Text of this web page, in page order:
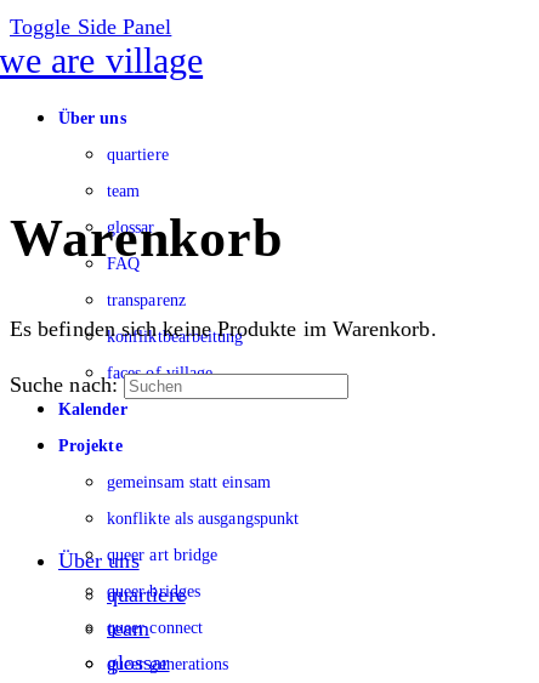
Toggle Side Panel
Über uns
quartiere
team
glossar
FAQ
transparenz
konfliktbearbeitung
faces of village
Kalender
Projekte
gemeinsam statt einsam
konflikte als ausgangspunkt
queer art bridge
queer bridges
queer connect
queer generations
Warenkorb
Es befinden sich keine Produkte im Warenkorb.
Suche nach:
Über uns
quartiere
team
glossar